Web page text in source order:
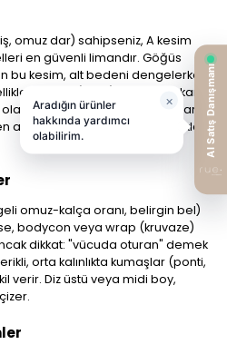
omuz dar) sahipseniz, A kesim
en güvenli limandır. Göğüs
bu kesim, alt bedeni dengelerken
bateau (kayık) yaka veya kare
genişleterek vücut oranlarını
altında biten uzunluklar, bacakları
omuz-kalça oranı, belirgin bel)
bodycon veya wrap (kruvaze)
dikkat: "vücuda oturan" demek
orta kalınlıkta kumaşlar (ponti,
verir. Diz üstü veya midi boy,